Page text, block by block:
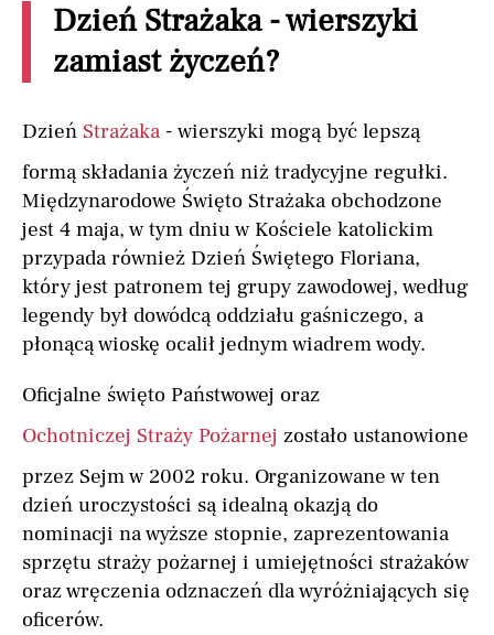
Dzień Strażaka - wierszyki
zamiast życzeń?
Dzień Strażaka - wierszyki mogą być lepszą
formą składania życzeń niż tradycyjne regułki.
Międzynarodowe Święto Strażaka obchodzone
jest 4 maja, w tym dniu w Kościele katolickim
przypada również Dzień Świętego Floriana,
który jest patronem tej grupy zawodowej, według
legendy był dowódcą oddziału gaśniczego, a
płonącą wioskę ocalił jednym wiadrem wody.
Oficjalne święto Państwowej oraz
Ochotniczej Straży Pożarnej zostało ustanowione
przez Sejm w 2002 roku. Organizowane w ten
dzień uroczystości są idealną okazją do
nominacji na wyższe stopnie, zaprezentowania
sprzętu straży pożarnej i umiejętności strażaków
oraz wręczenia odznaczeń dla wyróżniających się
oficerów.